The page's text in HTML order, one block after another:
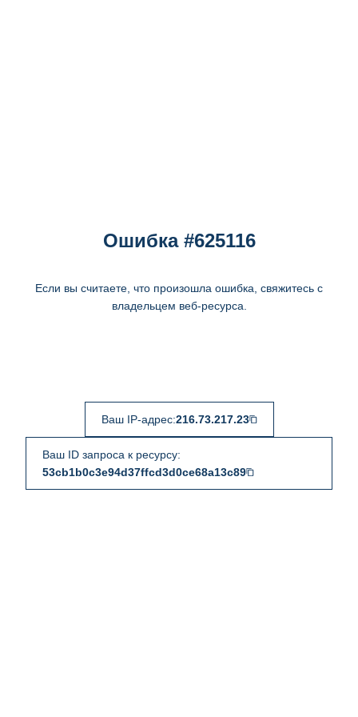
Ошибка #625116
Если вы считаете, что произошла ошибка, свяжитесь с
владельцем веб-ресурса.
Ваш IP-адрес:216.73.217.23
Ваш ID запроса к ресурсу:
53cb1b0c3e94d37ffcd3d0ce68a13c89